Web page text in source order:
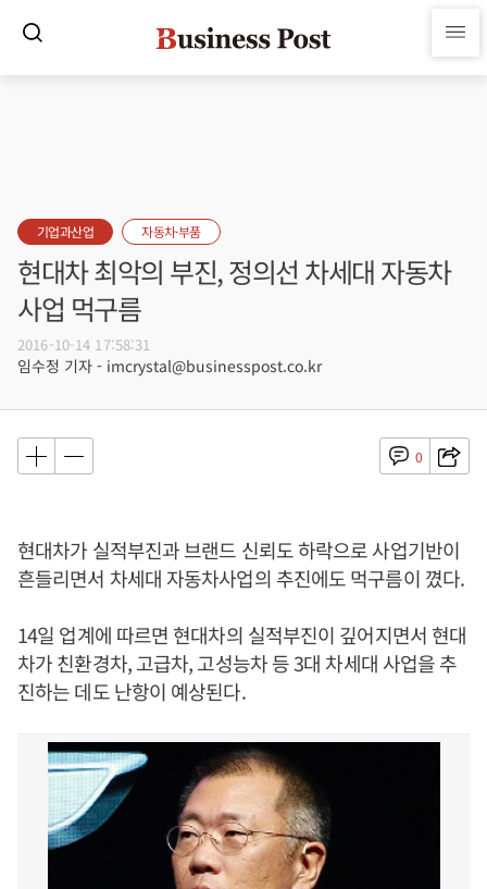
기업과산업 자동차·부품
현대차 최악의 부진, 정의선 차세대 자동차
사업 먹구름
2016-10-14 17:58:31
임수정 기자 - imcrystal@businesspost.co.kr
0
현대차가 실적부진과 브랜드 신뢰도 하락으로 사업기반이
흔들리면서 차세대 자동차사업의 추진에도 먹구름이 꼈다.
14일 업계에 따르면 현대차의 실적부진이 깊어지면서 현대
차가 친환경차, 고급차, 고성능차 등 3대 차세대 사업을 추
진하는 데도 난항이 예상된다.